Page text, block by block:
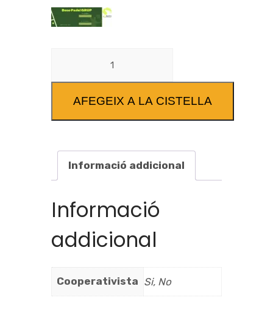
AFEGEIX A LA CISTELLA
Informació addicional
Informació
addicional
Cooperativista Si, No